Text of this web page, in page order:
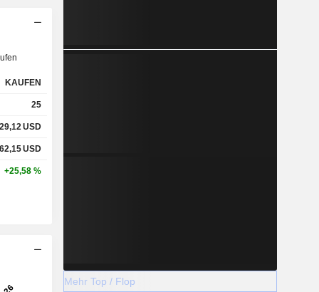
KAUFEN
25
USD
USD
+25,58 %
Mehr Top / Flop